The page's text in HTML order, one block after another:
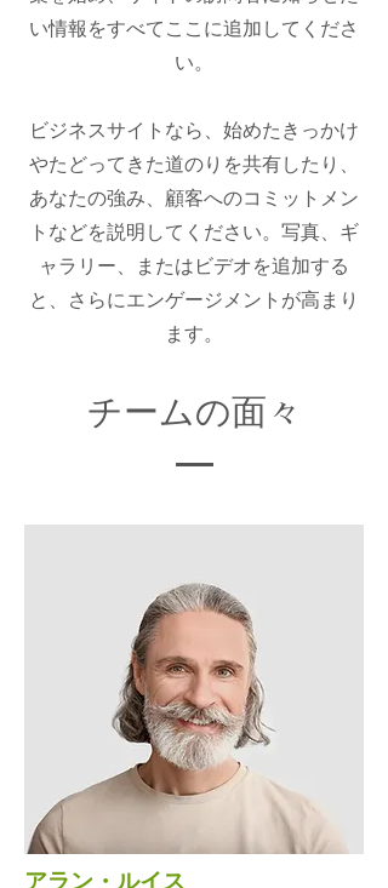
い情報をすべてここに追加してくださ
い。
ビジネスサイトなら、始めたきっかけ
やたどってきた道のりを共有したり、
あなたの強み、顧客へのコミットメン
トなどを説明してください。写真、ギ
ャラリー、またはビデオを追加する
と、さらにエンゲージメントが高まり
ます。
チームの面々
アラン・ルイス